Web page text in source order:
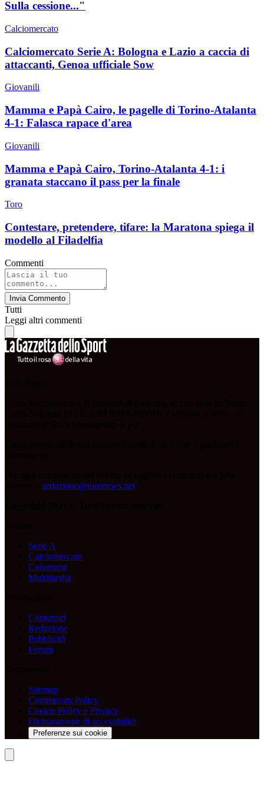
Sulla cessione..."
Calciomercato
Calciomercato Serie A: Bologna e Lazio a caccia di
attaccanti, Genoa ufficiale Sow
Giovanili
Mamma e Papà Cairo, le pagelle di Torino-Atalanta
4-1: Falasca rapace d'area
Giovanili
Mamma e Papà Cairo, Torino-Atalanta 4-1: i
granata staccano il pass per la finale
Toro
Contestare, pretendere, tifare: la Maratona spiega il
modello al Filadelfia
Commenti
Invia Commento
Tutti
Leggi altri commenti
redazione@toronews.net
Serie A
Calciomercato
Columnist
Multimedia
Contattaci
Redazione
Pubblicità
Forum
Sitemap
Community Policy
Cookie Policy e Privacy
Dichiarazione di accessibilità
Preferenze sui cookie